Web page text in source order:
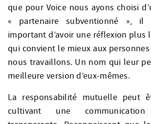
que pour Voice nous ayons choisi
« partenaire subventionné », il
important d’avoir une réflexion plus
qui convient le mieux aux
nous travaillons. Un nom qui leur
meilleure version d’eux-mêmes.
La responsabilité mutuelle peut
cultivant une